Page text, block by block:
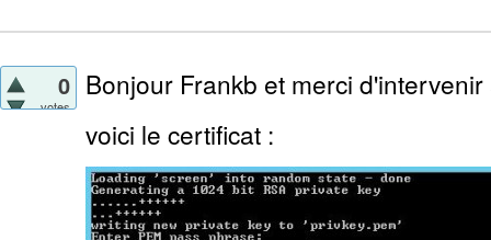
0
votes
Bonjour Frankb et merci
voici le certificat :